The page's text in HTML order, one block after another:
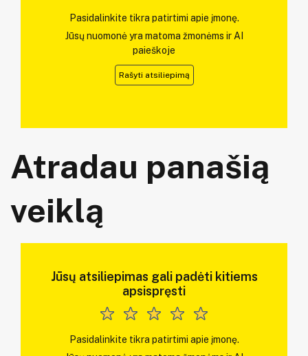
Pasidalinkite tikra patirtimi apie įmonę.
Jūsų nuomonė yra matoma žmonėms ir AI
paieškoje
Rašyti atsiliepimą
Atradau panašią
veiklą
Jūsų atsiliepimas gali padėti kitiems
apsispręsti
Pasidalinkite tikra patirtimi apie įmonę.